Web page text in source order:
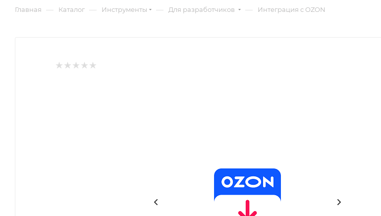
Главная — Каталог — Инструменты — Для разработчиков — Интеграция с OZON